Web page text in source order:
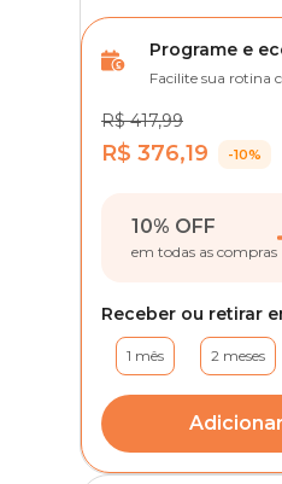
Programe e
Facilite sua rotina
R$ 417,99
R$ 376,19 -10%
10% OFF
em todas as compras
Receber ou retirar
1 mês 2 meses